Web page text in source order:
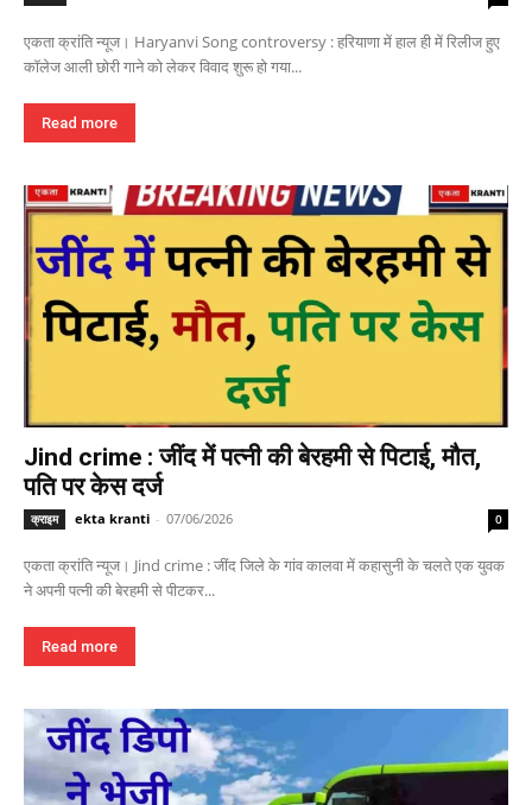
एकता क्रांति न्यूज। Haryanvi Song controversy : हरियाणा में हाल ही में रिलीज हुए
कॉलेज आली छोरी गाने को लेकर विवाद शुरू हो गया...
Read more
Jind crime : जींद में पत्नी की बेरहमी से पिटाई, मौत,
पति पर केस दर्ज
क्राइम ekta kranti - 07/06/2026 0
एकता क्रांति न्यूज। Jind crime : जींद जिले के गांव कालवा में कहासुनी के चलते एक युवक
ने अपनी पत्नी की बेरहमी से पीटकर...
Read more